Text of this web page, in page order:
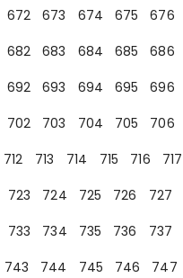
672 673 674 675 676
682 683 684 685 686
692 693 694 695 696
702 703 704 705 706
712 713 714 715 716 717
723 724 725 726 727
733 734 735 736 737
743 744 745 746 747